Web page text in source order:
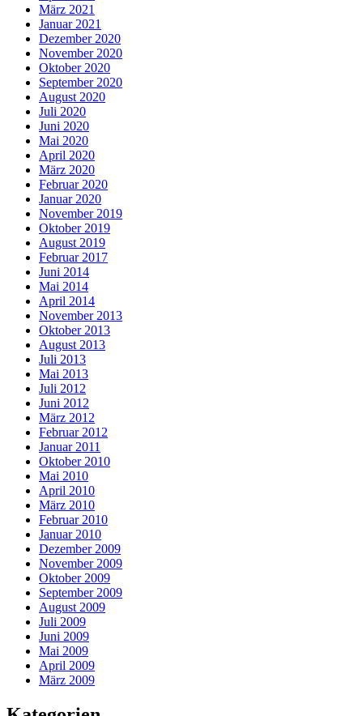
März 2021
Januar 2021
Dezember 2020
November 2020
Oktober 2020
September 2020
August 2020
Juli 2020
Juni 2020
Mai 2020
April 2020
März 2020
Februar 2020
Januar 2020
November 2019
Oktober 2019
August 2019
Februar 2017
Juni 2014
Mai 2014
April 2014
November 2013
Oktober 2013
August 2013
Juli 2013
Mai 2013
Juli 2012
Juni 2012
März 2012
Februar 2012
Januar 2011
Oktober 2010
Mai 2010
April 2010
März 2010
Februar 2010
Januar 2010
Dezember 2009
November 2009
Oktober 2009
September 2009
August 2009
Juli 2009
Juni 2009
Mai 2009
April 2009
März 2009